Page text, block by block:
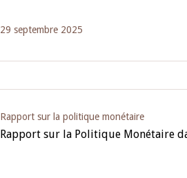
29 septembre 2025
Rapport sur la politique monétaire
Rapport sur la Politique Monétaire